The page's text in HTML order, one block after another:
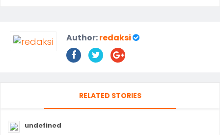
Author:redaksi
RELATED STORIES
undefined